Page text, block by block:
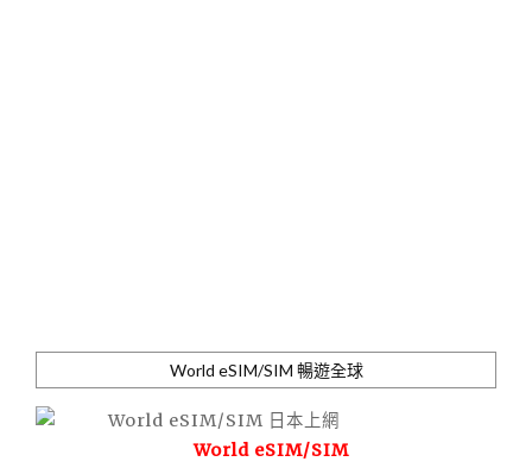
World eSIM/SIM 暢遊全球
World eSIM/SIM